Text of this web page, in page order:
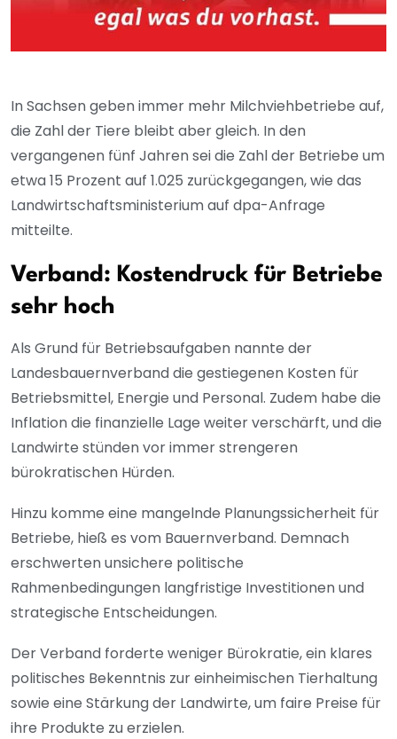
In Sachsen geben immer mehr Milchviehbetriebe auf,
die Zahl der Tiere bleibt aber gleich. In den
vergangenen fünf Jahren sei die Zahl der Betriebe um
etwa 15 Prozent auf 1.025 zurückgegangen, wie das
Landwirtschaftsministerium auf dpa-Anfrage
mitteilte.
Verband: Kostendruck für Betriebe
sehr hoch
Als Grund für Betriebsaufgaben nannte der
Landesbauernverband die gestiegenen Kosten für
Betriebsmittel, Energie und Personal. Zudem habe die
Inflation die finanzielle Lage weiter verschärft, und die
Landwirte stünden vor immer strengeren
bürokratischen Hürden.
Hinzu komme eine mangelnde Planungssicherheit für
Betriebe, hieß es vom Bauernverband. Demnach
erschwerten unsichere politische
Rahmenbedingungen langfristige Investitionen und
strategische Entscheidungen.
Der Verband forderte weniger Bürokratie, ein klares
politisches Bekenntnis zur einheimischen Tierhaltung
sowie eine Stärkung der Landwirte, um faire Preise für
ihre Produkte zu erzielen.